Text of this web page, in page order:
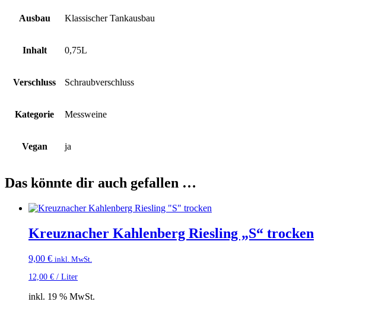
Ausbau Klassischer Tankausbau
Inhalt 0,75L
Verschluss Schraubverschluss
Kategorie Messweine
Vegan ja
Das könnte dir auch gefallen …
Kreuznacher Kahlenberg Riesling „S“ trocken
9,00 € inkl. MwSt.
12,00 € / Liter
inkl. 19 % MwSt.